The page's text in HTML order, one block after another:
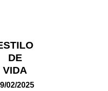
DE
VIDA
02/2025